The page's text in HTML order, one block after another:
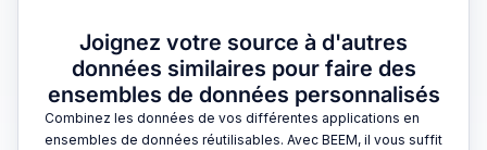
Joignez votre source à d'autres
données similaires pour faire des
ensembles de données personnalisés
Combinez les données de vos différentes applications en
ensembles de données réutilisables. Avec BEEM, il vous suffit